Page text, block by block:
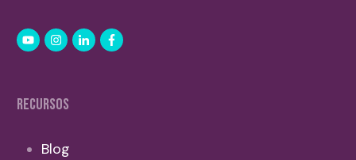
RECURSOS
Blog